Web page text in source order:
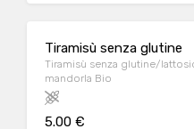
Tiramisù senza glutine
Tiramisù senza glutine/
mandorla Bio
5.00 €